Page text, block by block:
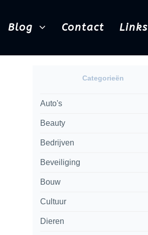
Blog Contact Links
Categorieën
Auto's
Beauty
Bedrijven
Beveiliging
Bouw
Cultuur
Dieren